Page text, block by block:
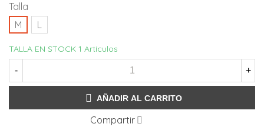
Talla
M
L
TALLA EN STOCK 1 Artículos
- +
AÑADIR AL CARRITO
Compartir